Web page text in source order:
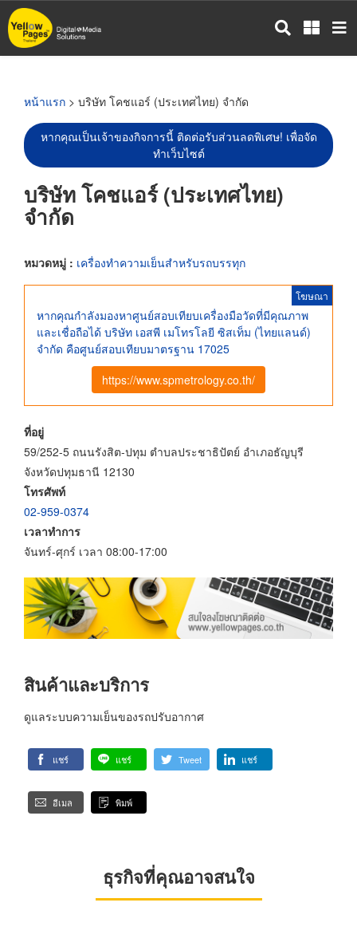
ข้าม
ไป
หน้าแรก > บริษัท โคชแอร์ (ประเทศไทย) จำกัด
หากคุณเป็นเจ้าของกิจการนี้ ติดต่อรับส่วนลดพิเศษ! เพื่อจัด
ทำเว็บไซต์
บริษัท โคชแอร์ (ประเทศไทย)
จำกัด
หมวดหมู่ : เครื่องทำความเย็นสำหรับรถบรรทุก
โฆษณา
หากคุณกำลังมองหาศูนย์สอบเทียบเครื่องมือวัดที่มีคุณภาพ
และเชื่อถือได้ บริษัท เอสพี เมโทรโลยี ซิสเท็ม (ไทยแลนด์)
จำกัด คือศูนย์สอบเทียบมาตรฐาน 17025
https://www.spmetrology.co.th/
ที่อยู่
59/252-5 ถนนรังสิต-ปทุม ตำบลประชาธิปัตย์ อำเภอธัญบุรี
จังหวัดปทุมธานี 12130
โทรศัพท์
02-959-0374
เวลาทำการ
จันทร์-ศุกร์ เวลา 08:00-17:00
สินค้าและบริการ
ดูแลระบบความเย็นของรถปรับอากาศ
แชร์ แชร์ Tweet แชร์
อีเมล พิมพ์
ธุรกิจที่คุณอาจสนใจ